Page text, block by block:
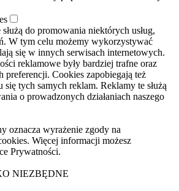
do promowania niektórych usług,
W tym celu możemy wykorzystywać
się w innych serwisach internetowych.
reklamowe były bardziej trafne oraz
preferencji. Cookies zapobiegają też
tych samych reklam. Reklamy te służą
o prowadzonych działaniach naszego
oznacza wyrażenie zgody na
Więcej informacji możesz
Prywatności.
NIEZBĘDNE